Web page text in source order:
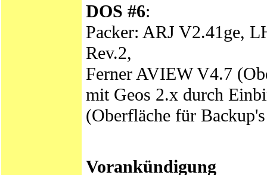
DOS #6:
Packer: ARJ V2.41ge,
Rev.2,
Ferner AVIEW V4.7
mit Geos 2.x durch
(Oberfläche für
Vorankündigung